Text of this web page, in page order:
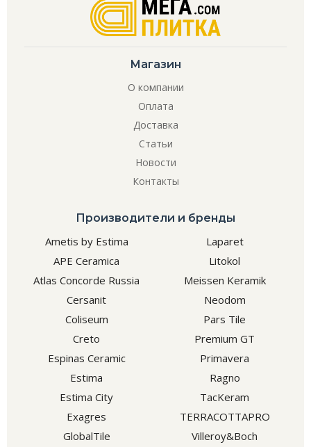
Магазин
О компании
Оплата
Доставка
Статьи
Новости
Контакты
Производители и бренды
Ametis by Estima
APE Ceramica
Atlas Concorde Russia
Cersanit
Coliseum
Creto
Espinas Ceramic
Estima
Estima City
Exagres
GlobalTile
Laparet
Litokol
Meissen Keramik
Neodom
Pars Tile
Premium GT
Primavera
Ragno
TacKeram
TERRACOTTAPRO
Villeroy&Boch